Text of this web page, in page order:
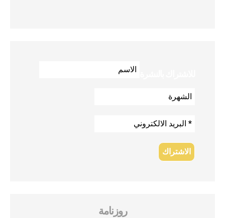
روزنامة